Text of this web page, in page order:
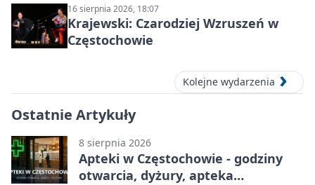
16 sierpnia 2026, 18:07
Krajewski: Czarodziej Wzruszeń w
Częstochowie
Kolejne wydarzenia
Ostatnie Artykuły
8 sierpnia 2026
Apteki w Częstochowie - godziny
otwarcia, dyżury, apteka